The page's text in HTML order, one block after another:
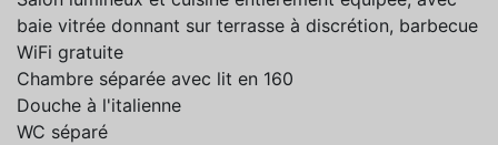
baie vitrée donnant sur terrasse à discrétion, barbecue
WiFi gratuite
Chambre séparée avec lit en 160
Douche à l'italienne
WC séparé